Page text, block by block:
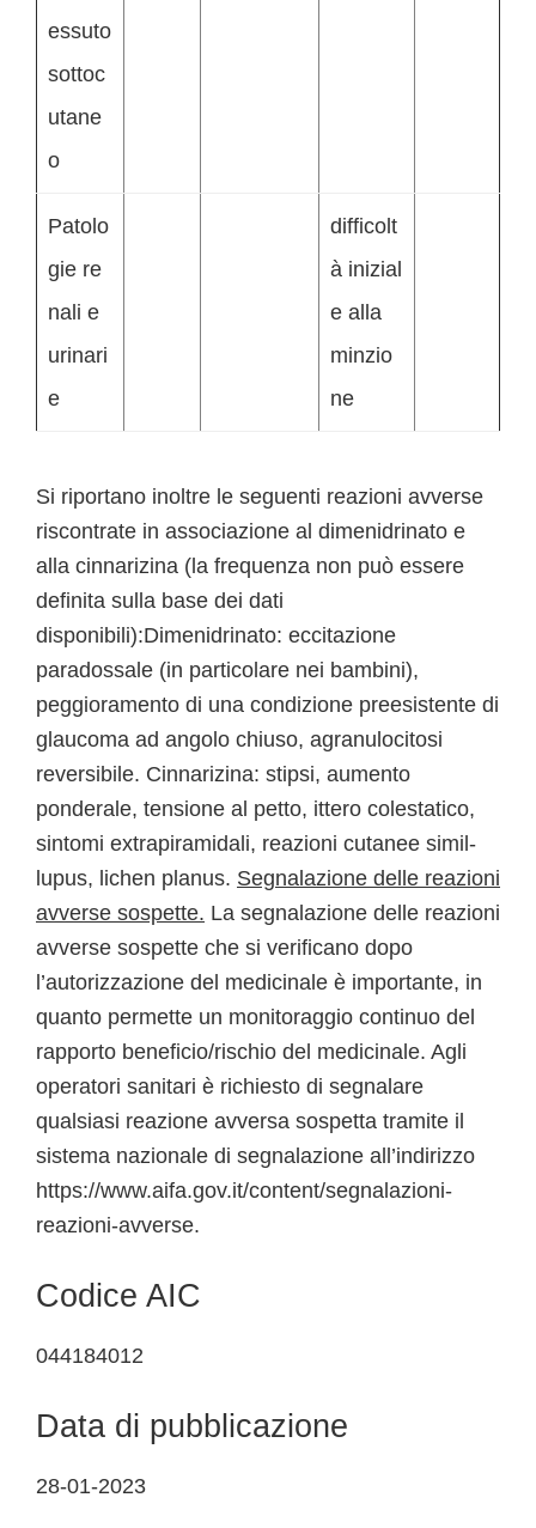
essuto
sottoc
utane
o
Patolo
gie re
nali e
urinari
e
difficolt
à inizial
e alla
minzio
ne
Si riportano inoltre le seguenti reazioni avverse
riscontrate in associazione al dimenidrinato e
alla cinnarizina (la frequenza non può essere
definita sulla base dei dati
disponibili):Dimenidrinato: eccitazione
paradossale (in particolare nei bambini),
peggioramento di una condizione preesistente di
glaucoma ad angolo chiuso, agranulocitosi
reversibile. Cinnarizina: stipsi, aumento
ponderale, tensione al petto, ittero colestatico,
sintomi extrapiramidali, reazioni cutanee simil-
lupus, lichen planus. Segnalazione delle reazioni
avverse sospette. La segnalazione delle reazioni
avverse sospette che si verificano dopo
l’autorizzazione del medicinale è importante, in
quanto permette un monitoraggio continuo del
rapporto beneficio/rischio del medicinale. Agli
operatori sanitari è richiesto di segnalare
qualsiasi reazione avversa sospetta tramite il
sistema nazionale di segnalazione all’indirizzo
https://www.aifa.gov.it/content/segnalazioni-
reazioni-avverse.
Codice AIC
044184012
Data di pubblicazione
28-01-2023